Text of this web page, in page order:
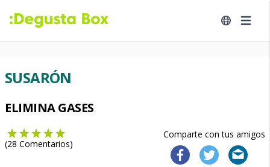
SUSARÓN
ELIMINA GASES
Comparte con tus amigos
(28 Comentarios)